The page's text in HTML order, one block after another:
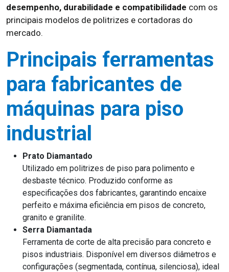
desempenho, durabilidade e compatibilidade com os
principais modelos de politrizes e cortadoras do
mercado.
Principais ferramentas
para fabricantes de
máquinas para piso
industrial
Prato Diamantado
Utilizado em politrizes de piso para polimento e
desbaste técnico. Produzido conforme as
especificações dos fabricantes, garantindo encaixe
perfeito e máxima eficiência em pisos de concreto,
granito e granilite.
Serra Diamantada
Ferramenta de corte de alta precisão para concreto e
pisos industriais. Disponível em diversos diâmetros e
configurações (segmentada, contínua, silenciosa), ideal